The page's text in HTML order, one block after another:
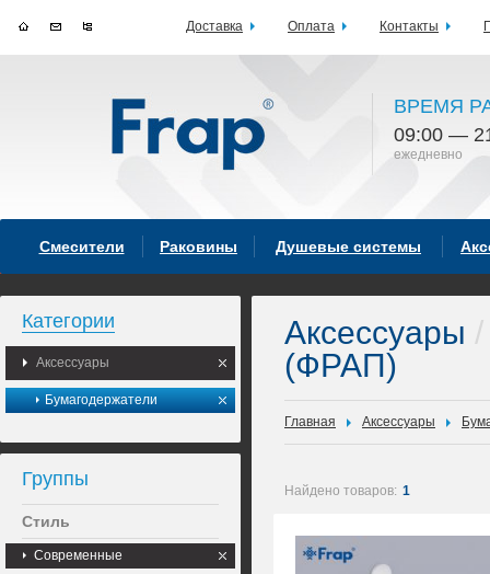
ВРЕМЯ
09:00 —
ежедневно
Смесители Раковины Душевые системы
Категории
Аксессуары
Бумагодержатели
Группы
Стиль
Современные
Аксессуары /
(ФРАП)
Главная Аксессуары
Найдено товаров: 1
Доставка Оплата Контакты